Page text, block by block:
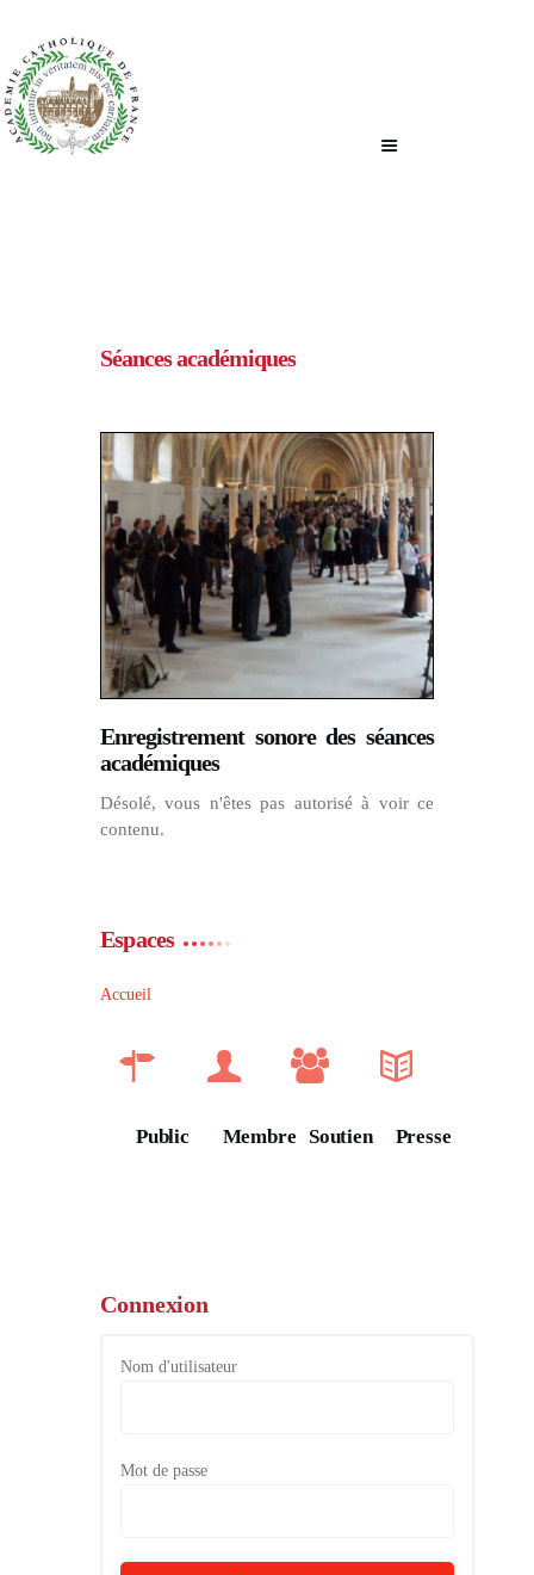
ACCUEIL
Séances académiques
Enregistrement sonore des séances
académiques
Désolé, vous n'êtes pas autorisé à voir ce
contenu.
Espaces
Accueil
Public Membre Soutien Presse
Connexion
Nom d'utilisateur
Mot de passe